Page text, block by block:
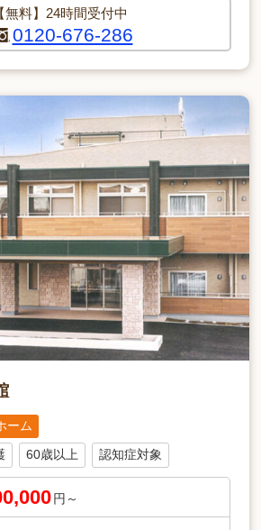
【無料】24時間受付中
0120-676-286
ーム
60歳以上 認知症対象
円～